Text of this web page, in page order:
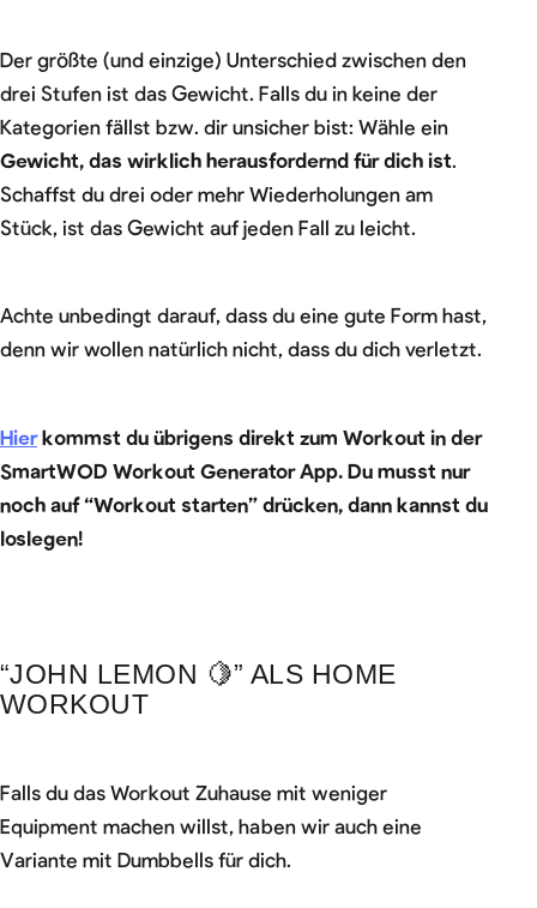
Der größte (und einzige) Unterschied zwischen den
drei Stufen ist das Gewicht. Falls du in keine der
Kategorien fällst bzw. dir unsicher bist: Wähle ein
Gewicht, das wirklich herausfordernd für dich ist.
Schaffst du drei oder mehr Wiederholungen am
Stück, ist das Gewicht auf jeden Fall zu leicht.
Achte unbedingt darauf, dass du eine gute Form hast,
denn wir wollen natürlich nicht, dass du dich verletzt.
Hierkommst du übrigens direkt zum Workout in der
SmartWOD Workout Generator App. Du musst nur
noch auf “Workout starten” drücken, dann kannst du
loslegen!
“JOHN LEMON 🍋” ALS HOME
WORKOUT
Falls du das Workout Zuhause mit weniger
Equipment machen willst, haben wir auch eine
Variante mit Dumbbells für dich.